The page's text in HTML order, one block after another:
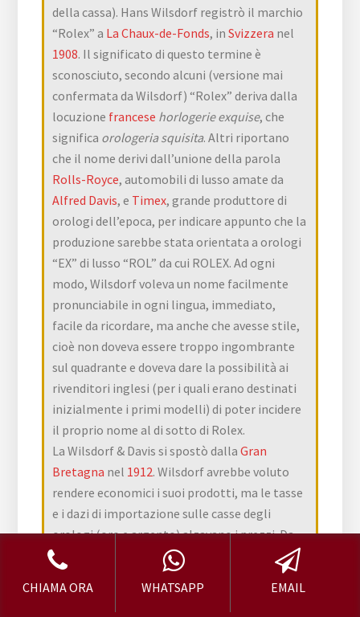
della cassa). Hans Wilsdorf registrò il marchio
“Rolex” a La Chaux-de-Fonds, inSvizzera nel
1908. Il significato di questo termine è
sconosciuto, secondo alcuni (versione mai
confermata da Wilsdorf) “Rolex” deriva dalla
locuzione francese horlogerie exquise, che
significa orologeria squisita. Altri riportano
che il nome derivi dall’unione della parola
Rolls-Royce, automobili di lusso amate da
Alfred Davis, e Timex, grande produttore di
orologi dell’epoca, per indicare appunto che la
produzione sarebbe stata orientata a orologi
“EX” di lusso “ROL” da cui ROLEX. Ad ogni
modo, Wilsdorf voleva un nome facilmente
pronunciabile in ogni lingua, immediato,
facile da ricordare, ma anche che avesse stile,
cioè non doveva essere troppo ingombrante
sul quadrante e doveva dare la possibilità ai
rivenditori inglesi (per i quali erano destinati
inizialmente i primi modelli) di poter incidere
il proprio nome al di sotto di Rolex.
La Wilsdorf & Davis si spostò dallaGran
Bretagna nel 1912. Wilsdorf avrebbe voluto
rendere economici i suoi prodotti, ma le tasse
e i dazi di importazione sulle casse degli
orologi (oro e argento) alzavano i prezzi. Da
quel momento il quartier generale venne
, mantenendo filiali in altre
città (ad esempioBienna) e in altri continenti:
CHIAMA ORA WHATSAPP EMAIL